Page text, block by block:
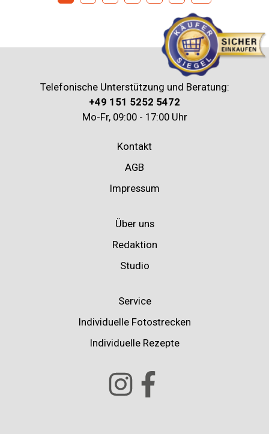
Telefonische Unterstützung und Beratung:
+49 151 5252 5472
Mo-Fr, 09:00 - 17:00 Uhr
Kontakt
AGB
Impressum
Über uns
Redaktion
Studio
Service
Individuelle Fotostrecken
Individuelle Rezepte